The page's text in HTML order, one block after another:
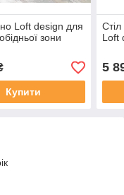
Loft design для
зони
Купити
Loft
5